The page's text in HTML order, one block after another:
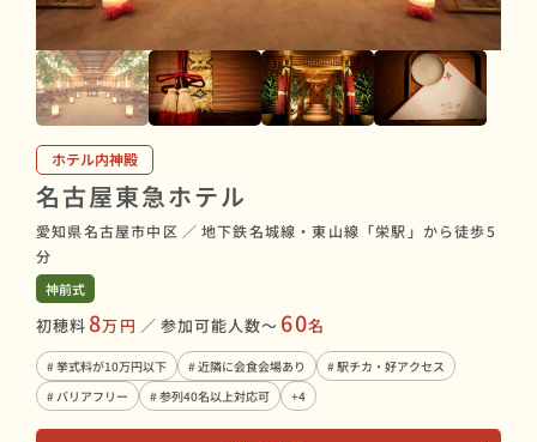
ホテル内神殿
名古屋東急ホテル
愛知県名古屋市中区 ／ 地下鉄名城線・東山線「栄駅」から徒歩5
分
神前式
初穂料8万円 ／ 参加可能人数〜 60名
# 挙式料が10万円以下 # 近隣に会食会場あり
# 駅チカ・好アクセス
# バリアフリー
# 参列40名以上対応可 +4